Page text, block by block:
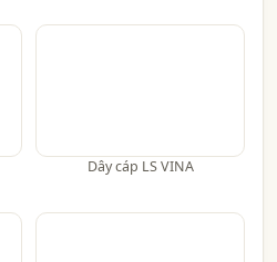
Dây cáp LS VINA